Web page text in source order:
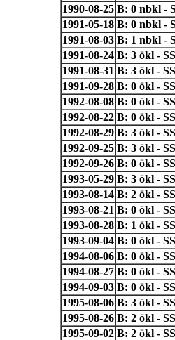
1990-08-25 B: 0 nbkl -
1991-05-18 B: 0 nbkl -
1991-08-03 B: 1 nbkl -
1991-08-24 B: 3 ökl -
1991-08-31 B: 3 ökl -
1991-09-28 B: 0 ökl -
1992-08-08 B: 0 ökl -
1992-08-22 B: 0 ökl -
1992-08-29 B: 3 ökl -
1992-09-25 B: 3 ökl -
1992-09-26 B: 0 ökl -
1993-05-29 B: 3 ökl -
1993-08-14 B: 2 ökl -
1993-08-21 B: 0 ökl -
1993-08-28 B: 1 ökl -
1993-09-04 B: 0 ökl -
1994-08-06 B: 0 ökl -
1994-08-27 B: 0 ökl -
1994-09-03 B: 0 ökl -
1995-08-06 B: 3 ökl -
1995-08-26 B: 2 ökl -
1995-09-02 B: 2 ökl -